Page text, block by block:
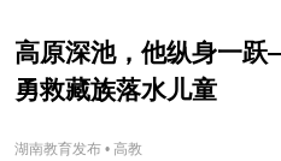
高原深池，他纵身一
勇救藏族落水儿童
湖南教育发布 • 高教